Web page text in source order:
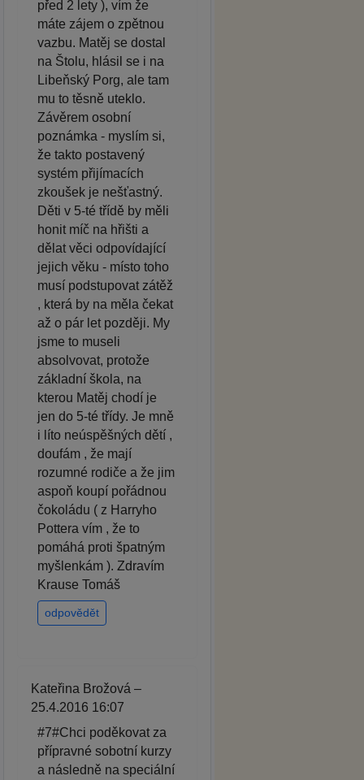
před 2 lety ), vím že
máte zájem o zpětnou
vazbu. Matěj se dostal
na Štolu, hlásil se i na
Libeňský Porg, ale tam
mu to těsně uteklo.
Závěrem osobní
poznámka - myslím si,
že takto postavený
systém přijímacích
zkoušek je nešťastný.
Děti v 5-té třídě by měli
honit míč na hřišti a
dělat věci odpovídající
jejich věku - místo toho
musí podstupovat zátěž
, která by na měla čekat
až o pár let později. My
jsme to museli
absolvovat, protože
základní škola, na
kterou Matěj chodí je
jen do 5-té třídy. Je mně
i líto neúspěšných dětí ,
doufám , že mají
rozumné rodiče a že jim
aspoň koupí pořádnou
čokoládu ( z Harryho
Pottera vím , že to
pomáhá proti špatným
myšlenkám ). Zdravím
Krause Tomáš
odpovědět
Kateřina Brožová –
25.4.2016 16:07
#7#Chci poděkovat za
přípravné sobotní kurzy
a následně na speciální